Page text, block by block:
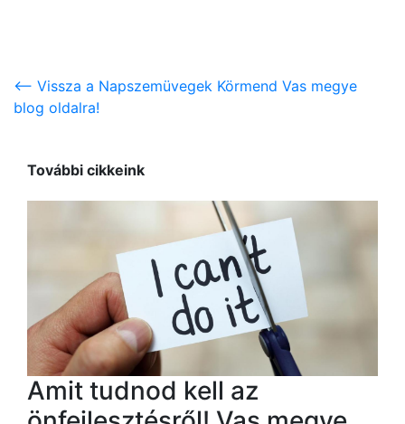
<-- Vissza a Napszemüvegek Körmend Vas megye
blog oldalra!
További cikkeink
Amit tudnod kell az